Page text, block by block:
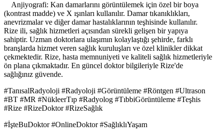
Anjiyografi: Kan damarlarını görüntülemek için özel bir boya
(kontrast madde) ve X ışınları kullanılır. Damar tıkanıklıkları,
anevrizmalar ve diğer damar hastalıklarının teşhisinde kullanılır.
Rize ili, sağlık hizmetleri açısından sürekli gelişen bir yapıya
sahiptir. Uzman doktorlara ulaşımın kolaylaştığı şehirde, farklı
branşlarda hizmet veren sağlık kuruluşları ve özel klinikler dikkat
çekmektedir. Rize, hasta memnuniyeti ve kaliteli sağlık hizmetleriyle
ön plana çıkmaktadır. En güncel doktor bilgileriyle Rize'de
sağlığınız güvende.
#TanısalRadyoloji #Radyoloji #Görüntüleme #Röntgen #Ultrason
#BT #MR #NükleerTıp #Radyolog #TıbbiGörüntüleme #Teşhis
#Rize #RizeDoktor #RizeSağlık
#İşteBuDoktor #OnlineDoktor #SağlıklıYaşam